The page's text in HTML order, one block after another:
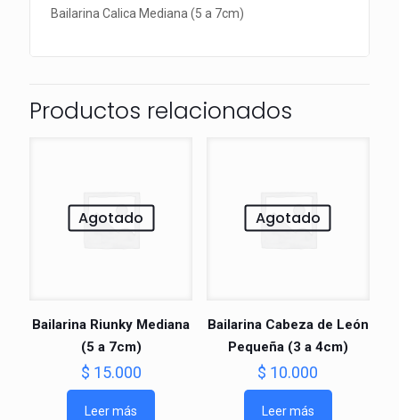
Bailarina Calica Mediana (5 a 7cm)
Productos relacionados
Agotado
Bailarina Riunky Mediana
(5 a 7cm)
$ 15.000
Leer más
Agotado
Bailarina Cabeza de León
Pequeña (3 a 4cm)
$ 10.000
Leer más